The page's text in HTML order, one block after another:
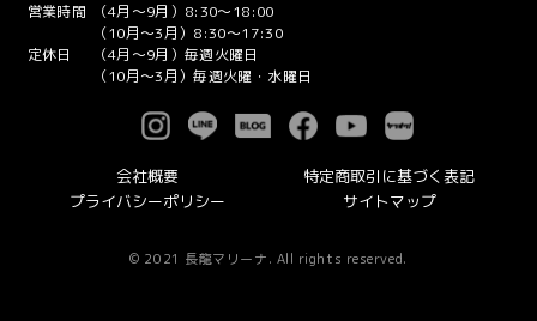
営業時間
（4月～9月）8:30～18:00
（10月～3月）8:30～17:30
定休日
（4月～9月）毎週火曜日
（10月～3月）毎週火曜・水曜日
会社概要
特定商取引に基づく表記
プライバシーポリシー
サイトマップ
© 2021 長龍マリーナ. All rights reserved.